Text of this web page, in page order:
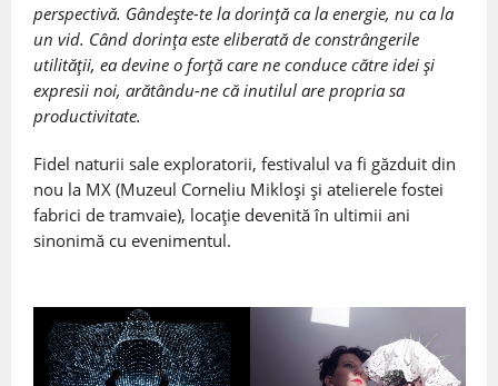
perspectivă. Gândește-te la dorință ca la energie, nu ca la
un vid. Când dorința este eliberată de constrângerile
utilității, ea devine o forță care ne conduce către idei și
expresii noi, arătându-ne că inutilul are propria sa
productivitate.
Fidel naturii sale exploratorii, festivalul va fi găzduit din
nou la MX (Muzeul Corneliu Mikloși și atelierele fostei
fabrici de tramvaie), locație devenită în ultimii ani
sinonimă cu evenimentul.